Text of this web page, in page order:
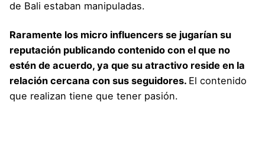
de Bali estaban manipuladas.
Raramente los micro influencers se jugarían su
reputación publicando contenido con el que no
estén de acuerdo, ya que su atractivo reside en la
relación cercana con sus seguidores. El contenido
que realizan tiene que tener pasión.